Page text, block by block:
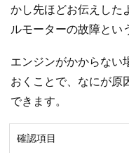
かし先ほどお伝えした
ルモーターの故障とい
エンジンがかからない
おくことで、なにが原
できます。
確認項目